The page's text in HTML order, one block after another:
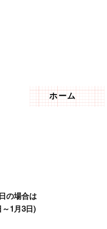
ホーム
の場合は
1月3日)